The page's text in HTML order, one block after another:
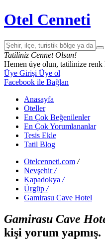
Otel Cenneti
Tatiliniz Cennet Olsun!
Hemen üye olun, tatilinize renk
Üye Girişi Üye ol
Facebook ile Bağlan
Anasayfa
Oteller
En Çok Beğenilenler
En Çok Yorumlananlar
Tesis Ekle
Tatil Blog
Otelcenneti.com /
Nevşehir /
Kapadokya /
Ürgüp /
Gamirasu Cave Hotel
Gamirasu Cave
kişi yorum yapmış.